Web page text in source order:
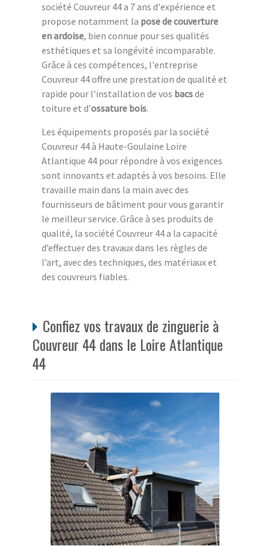
société Couvreur 44 a 7 ans d'expérience et
propose notamment la pose de couverture
en ardoise, bien connue pour ses qualités
esthétiques et sa longévité incomparable.
Grâce à ces compétences, l'entreprise
Couvreur 44 offre une prestation de qualité et
rapide pour l'installation de vos bacsde
toiture et d’ossature bois.
Les équipements proposés par la société
Couvreur 44 à Haute-Goulaine Loire
Atlantique 44 pour répondre à vos exigences
sont innovants et adaptés à vos besoins. Elle
travaille main dans la main avec des
fournisseurs de bâtiment pour vous garantir
le meilleur service. Grâce à ses produits de
qualité, la société Couvreur 44 a la capacité
d’effectuer des travaux dans les règles de
l’art, avec des techniques, des matériaux et
des couvreurs fiables.
Confiez vos travaux de zinguerie à
Couvreur 44 dans le Loire Atlantique
44